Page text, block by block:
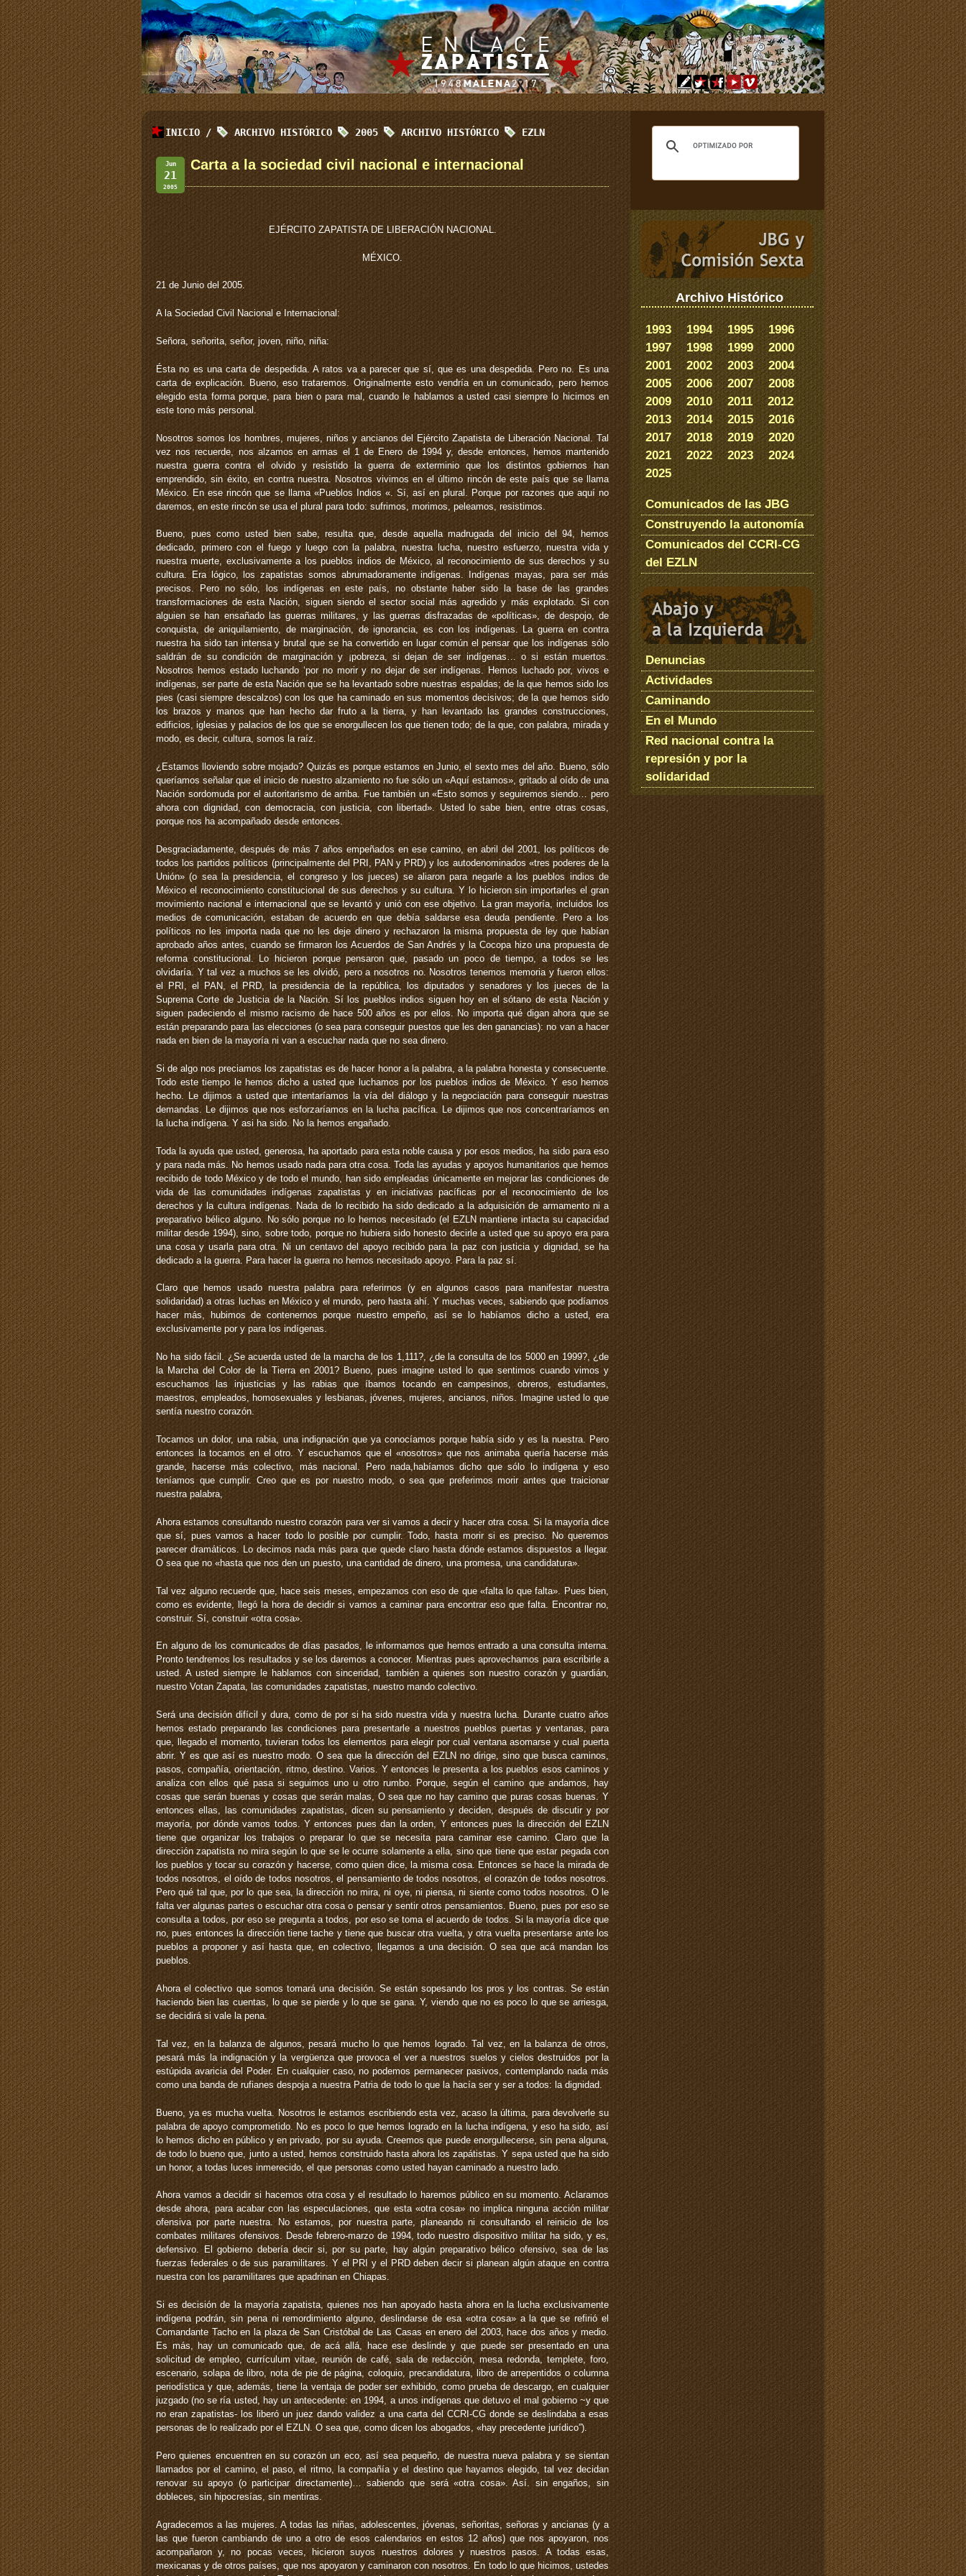
INICIO / ARCHIVO HISTÓRICO 2005 ARCHIVO HISTÓRICO EZLN
Jun
21
2005
Carta a la sociedad civil nacional e internacional
EJÉRCITO ZAPATISTA DE LIBERACIÓN NACIONAL.
MÉXICO.
21 de Junio del 2005.
A la Sociedad Civil Nacional e Internacional:
Señora, señorita, señor, joven, niño, niña:
Ésta no es una carta de despedida. A ratos va a parecer que sí, que es una despedida. Pero no. Es una
carta de explicación. Bueno, eso trataremos. Originalmente esto vendría en un comunicado, pero hemos
elegido esta forma porque, para bien o para mal, cuando le hablamos a usted casi siempre lo hicimos en
este tono más personal.
Nosotros somos los hombres, mujeres, niños y ancianos del Ejército Zapatista de Liberación Nacional. Tal
vez nos recuerde, nos alzamos en armas el 1 de Enero de 1994 y, desde entonces, hemos mantenido
nuestra guerra contra el olvido y resistido la guerra de exterminio que los distintos gobiernos han
emprendido, sin éxito, en contra nuestra. Nosotros vivimos en el último rincón de este país que se llama
México. En ese rincón que se llama «Pueblos Indios «. Sí, así en plural. Porque por razones que aquí no
daremos, en este rincón se usa el plural para todo: sufrimos, morimos, peleamos, resistimos.
Bueno, pues como usted bien sabe, resulta que, desde aquella madrugada del inicio del 94, hemos
dedicado, primero con el fuego y luego con la palabra, nuestra lucha, nuestro esfuerzo, nuestra vida y
nuestra muerte, exclusivamente a los pueblos indios de México, al reconocimiento de sus derechos y su
cultura. Era lógico, los zapatistas somos abrumadoramente indígenas. Indígenas mayas, para ser más
precisos. Pero no sólo, los indígenas en este país, no obstante haber sido la base de las grandes
transformaciones de esta Nación, siguen siendo el sector social más agredido y más explotado. Si con
alguien se han ensañado las guerras militares, y las guerras disfrazadas de «políticas», de despojo, de
conquista, de aniquilamiento, de marginación, de ignorancia, es con los indígenas. La guerra en contra
nuestra ha sido tan intensa y brutal que se ha convertido en lugar común el pensar que los indígenas sólo
saldrán de su condición de marginación y ¡pobreza, si dejan de ser indígenas… o si están muertos.
Nosotros hemos estado luchando ‘por no morir y no dejar de ser indígenas. Hemos luchado por, vivos e
indígenas, ser parte de esta Nación que se ha levantado sobre nuestras espaldas; de la que hemos sido los
pies (casi siempre descalzos) con los que ha caminado en sus momentos decisivos; de la que hemos sido
los brazos y manos que han hecho dar fruto a la tierra, y han levantado las grandes construcciones,
edificios, iglesias y palacios de los que se enorgullecen los que tienen todo; de la que, con palabra, mirada y
modo, es decir, cultura, somos la raíz.
¿Estamos lloviendo sobre mojado? Quizás es porque estamos en Junio, el sexto mes del año. Bueno, sólo
queríamos señalar que el inicio de nuestro alzamiento no fue sólo un «Aquí estamos», gritado al oído de una
Nación sordomuda por el autoritarismo de arriba. Fue también un «Esto somos y seguiremos siendo… pero
ahora con dignidad, con democracia, con justicia, con libertad». Usted lo sabe bien, entre otras cosas,
porque nos ha acompañado desde entonces.
Desgraciadamente, después de más 7 años empeñados en ese camino, en abril del 2001, los políticos de
todos los partidos políticos (principalmente del PRI, PAN y PRD) y los autodenominados «tres poderes de la
Unión» (o sea la presidencia, el congreso y los jueces) se aliaron para negarle a los pueblos indios de
México el reconocimiento constitucional de sus derechos y su cultura. Y lo hicieron sin importarles el gran
movimiento nacional e internacional que se levantó y unió con ese objetivo. La gran mayoría, incluidos los
medios de comunicación, estaban de acuerdo en que debía saldarse esa deuda pendiente. Pero a los
políticos no les importa nada que no les deje dinero y rechazaron la misma propuesta de ley que habían
aprobado años antes, cuando se firmaron los Acuerdos de San Andrés y la Cocopa hizo una propuesta de
reforma constitucional. Lo hicieron porque pensaron que, pasado un poco de tiempo, a todos se les
olvidaría. Y tal vez a muchos se les olvidó, pero a nosotros no. Nosotros tenemos memoria y fueron ellos:
el PRI, el PAN, el PRD, la presidencia de la república, los diputados y senadores y los jueces de la
Suprema Corte de Justicia de la Nación. Sí los pueblos indios siguen hoy en el sótano de esta Nación y
siguen padeciendo el mismo racismo de hace 500 años es por ellos. No importa qué digan ahora que se
están preparando para las elecciones (o sea para conseguir puestos que les den ganancias): no van a hacer
nada en bien de la mayoría ni van a escuchar nada que no sea dinero.
Si de algo nos preciamos los zapatistas es de hacer honor a la palabra, a la palabra honesta y consecuente.
Todo este tiempo le hemos dicho a usted que luchamos por los pueblos indios de México. Y eso hemos
hecho. Le dijimos a usted que intentaríamos la vía del diálogo y la negociación para conseguir nuestras
demandas. Le dijimos que nos esforzaríamos en la lucha pacífica. Le dijimos que nos concentraríamos en
la lucha indígena. Y asi ha sido. No la hemos engañado.
Toda la ayuda que usted, generosa, ha aportado para esta noble causa y por esos medios, ha sido para eso
y para nada más. No hemos usado nada para otra cosa. Toda las ayudas y apoyos humanitarios que hemos
recibido de todo México y de todo el mundo, han sido empleadas únicamente en mejorar las condiciones de
vida de las comunidades indígenas zapatistas y en iniciativas pacíficas por el reconocimiento de los
derechos y la cultura indígenas. Nada de lo recibido ha sido dedicado a la adquisición de armamento ni a
preparativo bélico alguno. No sólo porque no lo hemos necesitado (el EZLN mantiene intacta su capacidad
militar desde 1994), sino, sobre todo, porque no hubiera sido honesto decirle a usted que su apoyo era para
una cosa y usarla para otra. Ni un centavo del apoyo recibido para la paz con justicia y dignidad, se ha
dedicado a la guerra. Para hacer la guerra no hemos necesitado apoyo. Para la paz sí.
Claro que hemos usado nuestra palabra para referirnos (y en algunos casos para manifestar nuestra
solidaridad) a otras luchas en México y el mundo, pero hasta ahí. Y muchas veces, sabiendo que podíamos
hacer más, hubimos de contenernos porque nuestro empeño, así se lo habíamos dicho a usted, era
exclusivamente por y para los indígenas.
No ha sido fácil. ¿Se acuerda usted de la marcha de los 1,111?, ¿de la consulta de los 5000 en 1999?, ¿de
la Marcha del Color de la Tierra en 2001? Bueno, pues imagine usted lo que sentimos cuando vimos y
escuchamos las injusticias y las rabias que íbamos tocando en campesinos, obreros, estudiantes,
maestros, empleados, homosexuales y lesbianas, jóvenes, mujeres, ancianos, niños. Imagine usted lo que
sentía nuestro corazón.
Tocamos un dolor, una rabia, una indignación que ya conocíamos porque había sido y es la nuestra. Pero
entonces la tocamos en el otro. Y escuchamos que el «nosotros» que nos animaba quería hacerse más
grande, hacerse más colectivo, más nacional. Pero nada,habíamos dicho que sólo lo indígena y eso
teníamos que cumplir. Creo que es por nuestro modo, o sea que preferimos morir antes que traicionar
nuestra palabra,
Ahora estamos consultando nuestro corazón para ver si vamos a decir y hacer otra cosa. Si la mayoría dice
que sí, pues vamos a hacer todo lo posible por cumplir. Todo, hasta morir si es preciso. No queremos
parecer dramáticos. Lo decimos nada más para que quede claro hasta dónde estamos dispuestos a llegar.
O sea que no «hasta que nos den un puesto, una cantidad de dinero, una promesa, una candidatura».
Tal vez alguno recuerde que, hace seis meses, empezamos con eso de que «falta lo que falta». Pues bien,
como es evidente, llegó la hora de decidir si vamos a caminar para encontrar eso que falta. Encontrar no,
construir. Sí, construir «otra cosa».
En alguno de los comunicados de días pasados, le informamos que hemos entrado a una consulta interna.
Pronto tendremos los resultados y se los daremos a conocer. Mientras pues aprovechamos para escribirle a
usted. A usted siempre le hablamos con sinceridad, también a quienes son nuestro corazón y guardián,
nuestro Votan Zapata, las comunidades zapatistas, nuestro mando colectivo.
Será una decisión difícil y dura, como de por si ha sido nuestra vida y nuestra lucha. Durante cuatro años
hemos estado preparando las condiciones para presentarle a nuestros pueblos puertas y ventanas, para
que, llegado el momento, tuvieran todos los elementos para elegir por cual ventana asomarse y cual puerta
abrir. Y es que así es nuestro modo. O sea que la dirección del EZLN no dirige, sino que busca caminos,
pasos, compañía, orientación, ritmo, destino. Varios. Y entonces le presenta a los pueblos esos caminos y
analiza con ellos qué pasa si seguimos uno u otro rumbo. Porque, según el camino que andamos, hay
cosas que serán buenas y cosas que serán malas, O sea que no hay camino que puras cosas buenas. Y
entonces ellas, las comunidades zapatistas, dicen su pensamiento y deciden, después de discutir y por
mayoría, por dónde vamos todos. Y entonces pues dan la orden, Y entonces pues la dirección del EZLN
tiene que organizar los trabajos o preparar lo que se necesita para caminar ese camino. Claro que la
dirección zapatista no mira según lo que se le ocurre solamente a ella, sino que tiene que estar pegada con
los pueblos y tocar su corazón y hacerse, como quien dice, la misma cosa. Entonces se hace la mirada de
todos nosotros, el oído de todos nosotros, el pensamiento de todos nosotros, el corazón de todos nosotros.
Pero qué tal que, por lo que sea, la dirección no mira, ni oye, ni piensa, ni siente como todos nosotros. O le
falta ver algunas partes o escuchar otra cosa o pensar y sentir otros pensamientos. Bueno, pues por eso se
consulta a todos, por eso se pregunta a todos, por eso se toma el acuerdo de todos. Si la mayoría dice que
no, pues entonces la dirección tiene tache y tiene que buscar otra vuelta, y otra vuelta presentarse ante los
pueblos a proponer y así hasta que, en colectivo, llegamos a una decisión. O sea que acá mandan los
pueblos.
Ahora el colectivo que somos tomará una decisión. Se están sopesando los pros y los contras. Se están
haciendo bien las cuentas, lo que se pierde y lo que se gana. Y, viendo que no es poco lo que se arriesga,
se decidirá si vale la pena.
Tal vez, en la balanza de algunos, pesará mucho lo que hemos logrado. Tal vez, en la balanza de otros,
pesará más la indignación y la vergüenza que provoca el ver a nuestros suelos y cielos destruidos por la
estúpida avaricia del Poder. En cualquier caso, no podemos permanecer pasivos, contemplando nada más
como una banda de rufianes despoja a nuestra Patria de todo lo que la hacía ser y ser a todos: la dignidad.
Bueno, ya es mucha vuelta. Nosotros le estamos escribiendo esta vez, acaso la última, para devolverle su
palabra de apoyo comprometido. No es poco lo que hemos logrado en la lucha indígena, y eso ha sido, así
lo hemos dicho en público y en privado, por su ayuda. Creemos que puede enorgullecerse, sin pena alguna,
de todo lo bueno que, junto a usted, hemos construido hasta ahora los zapátistas. Y sepa usted que ha sido
un honor, a todas luces inmerecido, el que personas como usted hayan caminado a nuestro lado.
Ahora vamos a decidir si hacemos otra cosa y el resultado lo haremos público en su momento. Aclaramos
desde ahora, para acabar con las especulaciones, que esta «otra cosa» no implica ninguna acción militar
ofensiva por parte nuestra. No estamos, por nuestra parte, planeando ni consultando el reinicio de los
combates militares ofensivos. Desde febrero-marzo de 1994, todo nuestro dispositivo militar ha sido, y es,
defensivo. El gobierno debería decir si, por su parte, hay algún preparativo bélico ofensivo, sea de las
fuerzas federales o de sus paramilitares. Y el PRI y el PRD deben decir si planean algún ataque en contra
nuestra con los paramilitares que apadrinan en Chiapas.
Si es decisión de la mayoría zapatista, quienes nos han apoyado hasta ahora en la lucha exclusivamente
indígena podrán, sin pena ni remordimiento alguno, deslindarse de esa «otra cosa» a la que se refirió el
Comandante Tacho en la plaza de San Cristóbal de Las Casas en enero del 2003, hace dos años y medio.
Es más, hay un comunicado que, de acá allá, hace ese deslinde y que puede ser presentado en una
solicitud de empleo, currículum vitae, reunión de café, sala de redacción, mesa redonda, templete, foro,
escenario, solapa de libro, nota de pie de página, coloquio, precandidatura, libro de arrepentidos o columna
periodística y que, además, tiene la ventaja de poder ser exhibido, como prueba de descargo, en cualquier
juzgado (no se ría usted, hay un antecedente: en 1994, a unos indígenas que detuvo el mal gobierno ~y que
no eran zapatistas- los liberó un juez dando validez a una carta del CCRI-CG donde se deslindaba a esas
personas de lo realizado por el EZLN. O sea que, como dicen los abogados, «hay precedente jurídico”).
Pero quienes encuentren en su corazón un eco, así sea pequeño, de nuestra nueva palabra y se sientan
llamados por el camino, el paso, el ritmo, la compañía y el destino que hayamos elegido, tal vez decidan
renovar su apoyo (o participar directamente)… sabiendo que será «otra cosa». Así. sin engaños, sin
dobleces, sin hipocresías, sin mentiras.
Agradecemos a las mujeres. A todas las niñas, adolescentes, jóvenas, señoritas, señoras y ancianas (y a
las que fueron cambiando de uno a otro de esos calendarios en estos 12 años) que nos apoyaron, nos
acompañaron y, no pocas veces, hicieron suyos nuestros dolores y nuestros pasos. A todas esas,
mexicanas y de otros países, que nos apoyaron y caminaron con nosotros. En todo lo que hicimos, ustedes
Archivo Histórico
1993 1994 1995
1996
1997
1998 1999
2000
2001
2002 2003
2004
2005
2006 2007
2008
2009
2010 2011
2012
2013
2014 2015
2016
2017
2018 2019
2020
2021
2022 2023
2024
2025
Comunicados de las JBG
Construyendo la autonomía
Comunicados del CCRI-CG
del EZLN
Denuncias
Actividades
Caminando
En el Mundo
Red nacional contra la
represión y por la
solidaridad